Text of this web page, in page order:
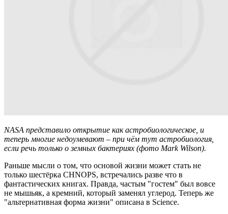
NASA представило открытие как астробиологическое, и
теперь многие недоумевают – при чём тут астробиология,
если речь только о земных бактериях (фото Mark Wilson).
Раньше мысли о том, что основой жизни может стать не
только шестёрка CHNOPS, встречались разве что в
фантастических книгах. Правда, частым "гостем" был вовсе
не мышьяк, а кремний, который заменял углерод. Теперь же
"альтернативная форма жизни" описана в Science.